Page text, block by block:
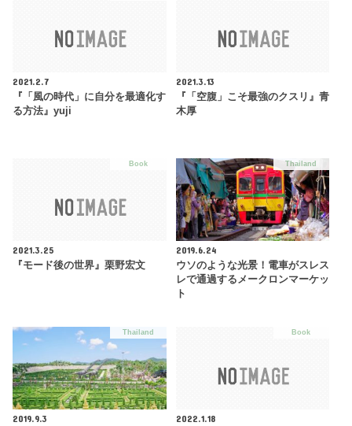
2021.2.7
『「風の時代」に自分を最適化す
る方法』yuji
2021.3.13
『「空腹」こそ最強のクスリ』青
木厚
Book
2021.3.25
『モード後の世界』栗野宏文
Thailand
2019.6.24
ウソのような光景！電車がスレス
レで通過するメークロンマーケッ
ト
Thailand
2019.9.3
Book
2022.1.18